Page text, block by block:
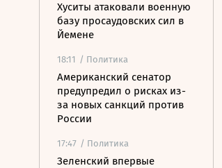
Хуситы атаковали военную
базу просаудовских сил в
Йемене
18:11 / Политика
Американский сенатор
предупредил о рисках из-
за новых санкций против
России
17:47 / Политика
Зеленский впервые